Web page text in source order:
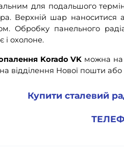
для подальшого
Верхній шар
Обробку панельного
і охолоне.
Korado VK можна на
відділення Нової пошти
Купити сталевий